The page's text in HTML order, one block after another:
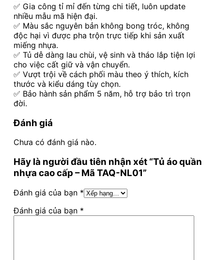
✅ Gia công tỉ mỉ đến từng chi tiết, luôn update
nhiều mẫu mã hiện đại.
✅ Màu sắc nguyên bản không bong tróc, không
độc hại vì được pha trộn trực tiếp khi sản xuất
miếng nhựa.
✅ Tủ dễ dàng lau chùi, vệ sinh và tháo lắp tiện lợi
cho việc cất giữ và vận chuyển.
✅ Vượt trội về cách phối màu theo ý thích, kích
thước và kiểu dáng tùy chọn.
✅ Bảo hành sản phẩm 5 năm, hỗ trợ bảo trì trọn
đời.
Đánh giá
Chưa có đánh giá nào.
Hãy là người đầu tiên nhận xét “Tủ áo quần
nhựa cao cấp – Mã TAQ-NL01”
Đánh giá của bạn *
Đánh giá của bạn *